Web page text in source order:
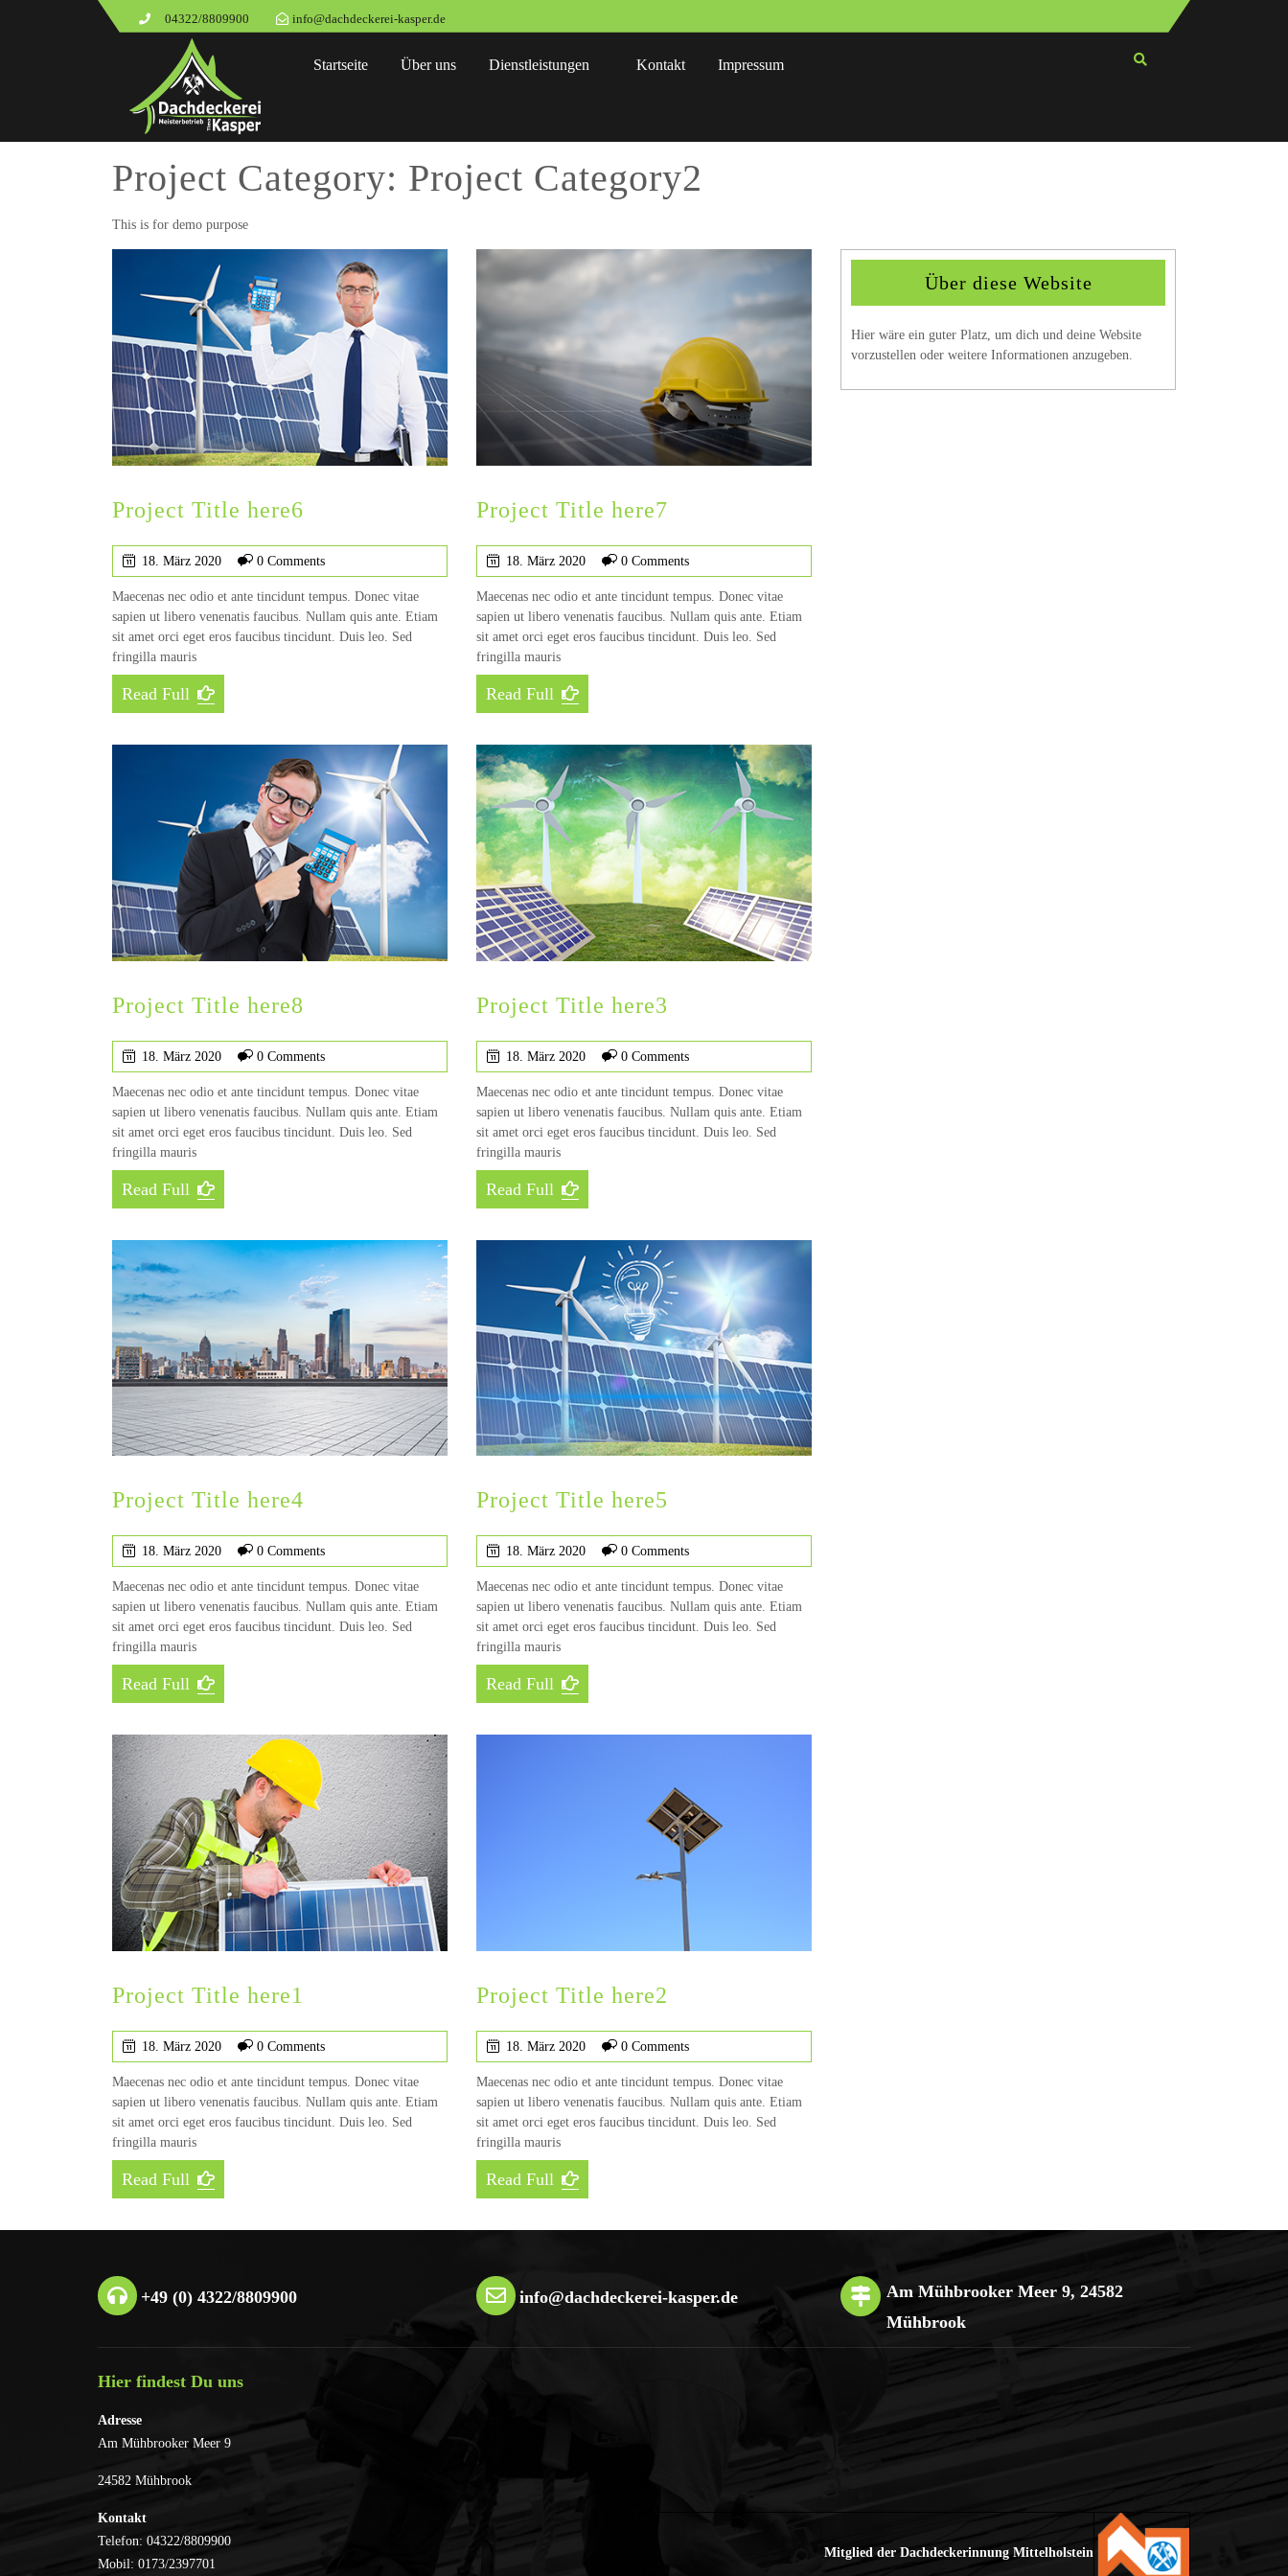
04322/8809900 info@dachdeckerei-kasper.de
Startseite Über uns Dienstleistungen Kontakt Impressum
Project Category: Project Category2
This is for demo purpose
Project Title here6
18. März 2020 0 Comments
Maecenas nec odio et ante tincidunt tempus. Donec vitae
sapien ut libero venenatis faucibus. Nullam quis ante. Etiam
sit amet orci eget eros faucibus tincidunt. Duis leo. Sed
fringilla mauris
Read Full
Project Title here7
18. März 2020 0 Comments
Maecenas nec odio et ante tincidunt tempus. Donec vitae
sapien ut libero venenatis faucibus. Nullam quis ante. Etiam
sit amet orci eget eros faucibus tincidunt. Duis leo. Sed
fringilla mauris
Read Full
Project Title here8
18. März 2020 0 Comments
Maecenas nec odio et ante tincidunt tempus. Donec vitae
sapien ut libero venenatis faucibus. Nullam quis ante. Etiam
sit amet orci eget eros faucibus tincidunt. Duis leo. Sed
fringilla mauris
Read Full
Project Title here3
18. März 2020 0 Comments
Maecenas nec odio et ante tincidunt tempus. Donec vitae
sapien ut libero venenatis faucibus. Nullam quis ante. Etiam
sit amet orci eget eros faucibus tincidunt. Duis leo. Sed
fringilla mauris
Read Full
Project Title here4
18. März 2020 0 Comments
Maecenas nec odio et ante tincidunt tempus. Donec vitae
sapien ut libero venenatis faucibus. Nullam quis ante. Etiam
sit amet orci eget eros faucibus tincidunt. Duis leo. Sed
fringilla mauris
Read Full
Project Title here5
18. März 2020 0 Comments
Maecenas nec odio et ante tincidunt tempus. Donec vitae
sapien ut libero venenatis faucibus. Nullam quis ante. Etiam
sit amet orci eget eros faucibus tincidunt. Duis leo. Sed
fringilla mauris
Read Full
Project Title here1
18. März 2020 0 Comments
Maecenas nec odio et ante tincidunt tempus. Donec vitae
sapien ut libero venenatis faucibus. Nullam quis ante. Etiam
sit amet orci eget eros faucibus tincidunt. Duis leo. Sed
fringilla mauris
Read Full
Project Title here2
18. März 2020 0 Comments
Maecenas nec odio et ante tincidunt tempus. Donec vitae
sapien ut libero venenatis faucibus. Nullam quis ante. Etiam
sit amet orci eget eros faucibus tincidunt. Duis leo. Sed
fringilla mauris
Read Full
Über diese Website
Hier wäre ein guter Platz, um dich und deine Website
vorzustellen oder weitere Informationen anzugeben.
+49 (0) 4322/8809900 info@dachdeckerei-kasper.de
Am Mühbrooker Meer 9, 24582
Mühbrook
Hier findest Du uns
Adresse
Am Mühbrooker Meer 9
24582 Mühbrook
Kontakt
Telefon: 04322/8809900
Mobil: 0173/2397701
Mitglied der Dachdeckerinnung Mittelholstein